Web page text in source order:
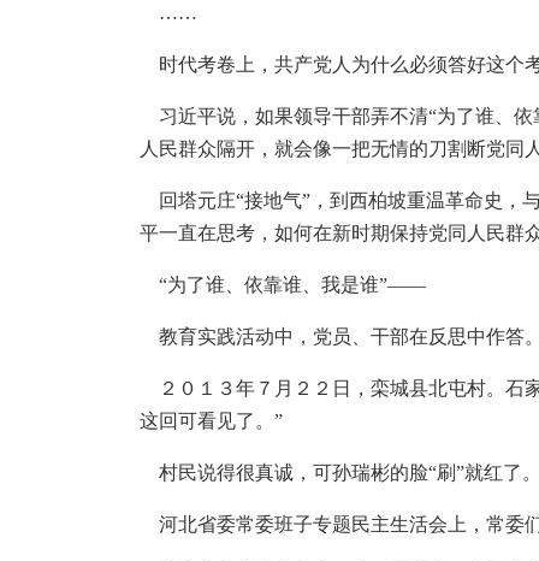
……
时代考卷上，共产党人为什么必须答好这个
习近平说，如果领导干部弄不清“为了谁、依
人民群众隔开，就会像一把无情的刀割断党同
回塔元庄“接地气”，到西柏坡重温革命史，
平一直在思考，如何在新时期保持党同人民群
“为了谁、依靠谁、我是谁”——
教育实践活动中，党员、干部在反思中作答
２０１３年７月２２日，栾城县北屯村。石
这回可看见了。”
村民说得很真诚，可孙瑞彬的脸“刷”就红了
河北省委常委班子专题民主生活会上，常委